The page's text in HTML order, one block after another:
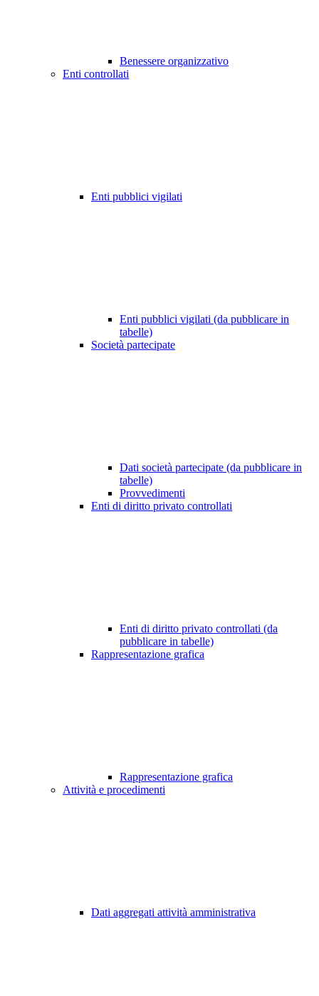
Benessere organizzativo
Enti controllati
Enti pubblici vigilati
Enti pubblici vigilati (da pubblicare in
tabelle)
Società partecipate
Dati società partecipate (da pubblicare in
tabelle)
Provvedimenti
Enti di diritto privato controllati
Enti di diritto privato controllati (da
pubblicare in tabelle)
Rappresentazione grafica
Rappresentazione grafica
Attività e procedimenti
Dati aggregati attività amministrativa